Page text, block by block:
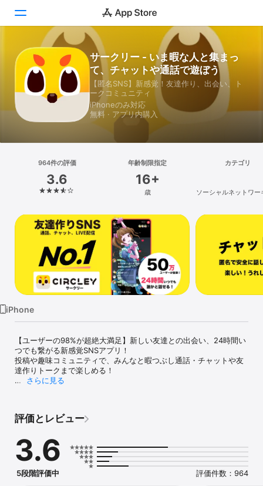
Today
ゲーム
検索
プラットフォーム
iPhone
iPad
Watch
サークリー - いま暇な人と集まっ
て、チャットや通話で遊ぼう
【匿名SNS】新感覚！友達作り、出会い、ト
ークコミュニティ
iPhoneのみ対応
無料 · アプリ内購入
964件の評価
3.6
年齢制限指定
16+
歳
カテゴリ
ソーシャルネットワー
iPhone
【ユーザーの98%が超絶大満足】新しい友達との出会い、24時間い
つでも繋がる新感覚SNSアプリ！
投稿や趣味コミュニティで、みんなと暇つぶし通話・チャットや友
達作りトークまで楽しめる！
投稿や趣味コミュニティで、みんなと暇つぶしトークや友達作りま
■ サークリーのおすすめポイント
- 投稿と「いいね」：共感できるユーザー同士がすぐに出会って、
繋がれる
- 趣味コミュニティも充実：同じ趣味の人たちと簡単に友達作りや
さらに見る
評価とレビュー
3.6
5段階評価中 評価件数：964